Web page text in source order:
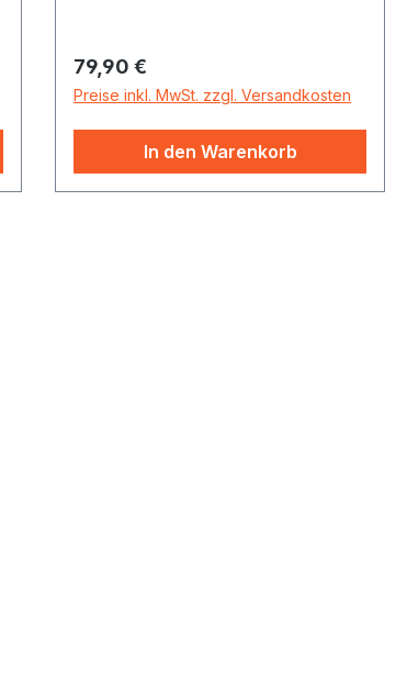
geeignet. Sie schützt Allton
Behandlungsmonochorde
Polsterung, Fiberglasverstärkung
und reißfestem Cordura-Material.
Sie bietet durch Innentasche,
Regulärer Preis:
79,90 €
Preise inkl. MwSt. zzgl. Versandkosten
In den Warenkorb